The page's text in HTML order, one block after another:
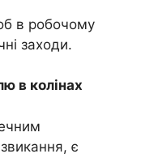
в робочому
заходи.
в колінах
є